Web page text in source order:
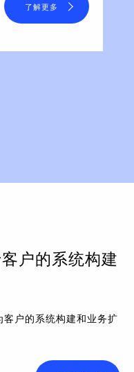
了解更多
户的系统构建
户的系统构建和业务扩